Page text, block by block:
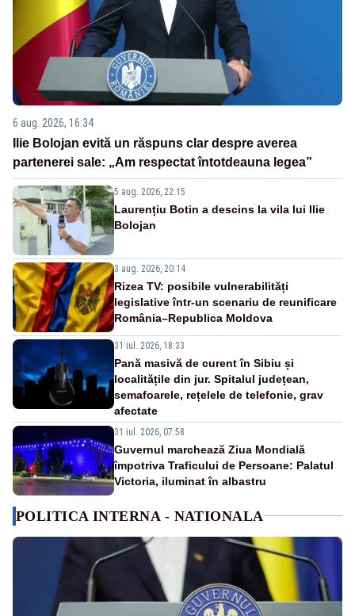
6 aug. 2026, 16:34
Ilie Bolojan evită un răspuns clar despre averea
partenerei sale: „Am respectat întotdeauna legea”
5 aug. 2026, 22:15
Laurențiu Botin a descins la vila lui Ilie
Bolojan
3 aug. 2026, 20:14
Rizea TV: posibile vulnerabilități
legislative într-un scenariu de reunificare
România–Republica Moldova
31 iul. 2026, 18:33
Pană masivă de curent în Sibiu și
localitățile din jur. Spitalul județean,
semafoarele, rețelele de telefonie, grav
afectate
31 iul. 2026, 07:58
Guvernul marchează Ziua Mondială
împotriva Traficului de Persoane: Palatul
Victoria, iluminat în albastru
POLITICA INTERNA - NATIONALA